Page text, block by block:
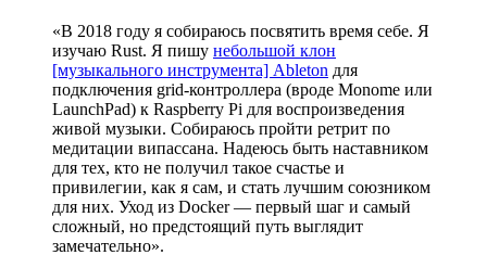
«В 2018 году я собираюсь посвятить время себе. Я
изучаю Rust. Я пишу небольшой клон
[музыкального инструмента] Ableton для
подключения grid-контроллера (вроде Monome или
LaunchPad) к Raspberry Pi для воспроизведения
живой музыки. Собираюсь пройти ретрит по
медитации випассана. Надеюсь быть наставником
для тех, кто не получил такое счастье и
привилегии, как я сам, и стать лучшим союзником
для них. Уход из Docker — первый шаг и самый
сложный, но предстоящий путь выглядит
замечательно».